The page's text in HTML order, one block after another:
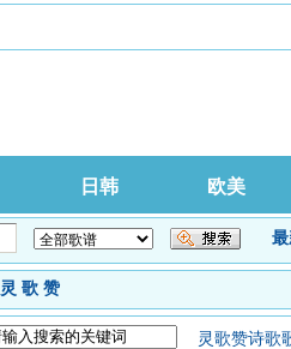
日韩 欧美
最
灵歌赞
灵歌赞诗歌